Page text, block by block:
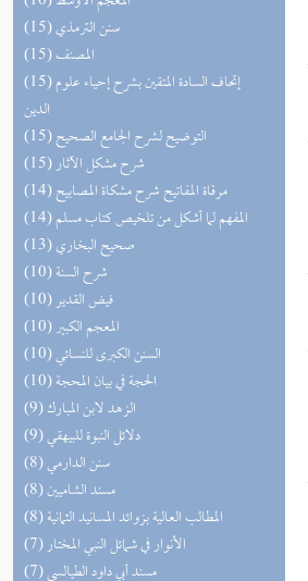
(15) سنن الترمذي
(15) المصنف
(15) إتحاف السادة المتقين بشرح إحياء علوم
الدين
(15) التوضيح لشرح الجامع الصحيح
(15) شرح مشكل الآثار
(14) مرقاة المفاتيح شرح مشكاة المصابيح
(14) المفهم لما أشكل من تلخيص كتاب مسلم
(13) صحيح البخاري
(10) شرح السنة
(10) فيض القدير
(10) المعجم الكبير
(10) السنن الكبرى للنسائي
(10) الحجة في بيان المحجة
(9) الزهد لابن المبارك
(9) دلائل النبوة للبيهقي
(8) سنن الدارمي
(8) مسند الشاميين
(8) المطالب العالية بزوائد المسانيد الثمانية
(7) الأنوار في شمائل النبي المختار
(7) مسند أبي داود الطيالسي